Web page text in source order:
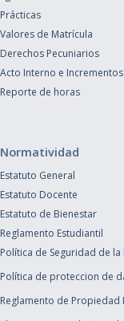
Prácticas
Valores de Matrícula
Derechos Pecuniarios
Acto Interno e Incrementos
Reporte de horas
Normatividad
Estatuto General
Estatuto Docente
Estatuto de Bienestar
Reglamento Estudiantil
Política de Seguridad de
Política de proteccion de
Reglamento de Propiedad